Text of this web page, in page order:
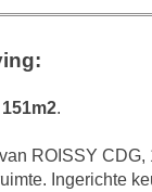
.
ROISSY
Ingerichte